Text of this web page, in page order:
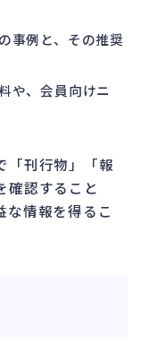
事例と、その推奨
や、会員向けニ
「刊行物」「報
確認すること
な情報を得るこ